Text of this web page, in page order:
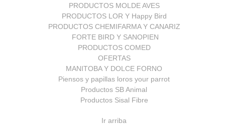
PRODUCTOS MOLDE AVES
PRODUCTOS LOR Y Happy Bird
PRODUCTOS CHEMIFARMA Y CANARIZ
FORTE BIRD Y SANOPIEN
PRODUCTOS COMED
OFERTAS
MANITOBA Y DOLCE FORNO
Piensos y papillas loros your parrot
Productos SB Animal
Productos Sisal Fibre
Ir arriba